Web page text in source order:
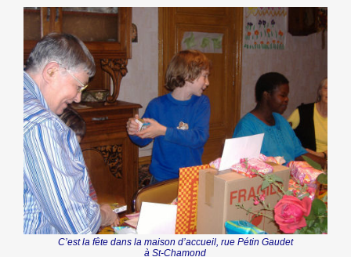
C’est la fête dans la maison d’accueil, rue Pétin Gaudet
à St-Chamond